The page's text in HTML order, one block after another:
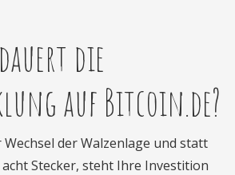
die
auf Bitcoin.de?
der Walzenlage und statt
Stecker, steht Ihre Investition